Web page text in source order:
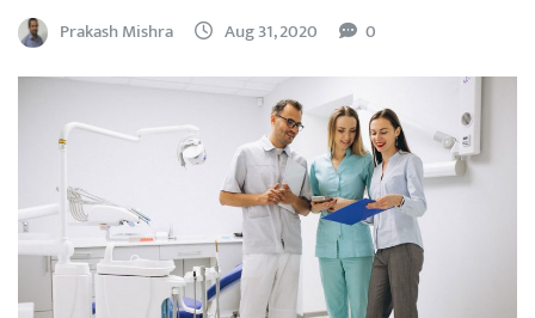
Prakash Mishra Aug 31, 2020 0